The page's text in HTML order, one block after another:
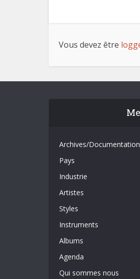
Vous devez être
Archives/Documentation
Pays
Industrie
Artistes
Styles
Instruments
Albums
Agenda
Qui sommes nous